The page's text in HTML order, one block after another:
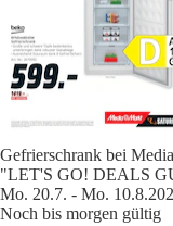
Gefrierschrank bei
"LET'S GO! DEALS
Mo. 20.7. - Mo.
Noch bis morgen gültig